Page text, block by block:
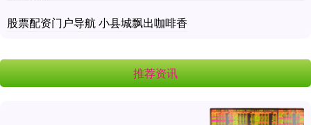
股票配资门户导航 小县城飘出咖啡香
推荐资讯